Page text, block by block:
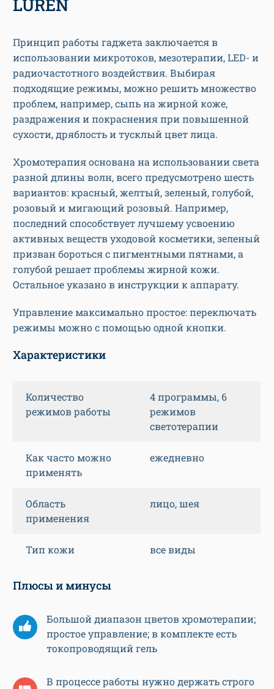
LUREN
Принцип работы гаджета заключается в
использовании микротоков, мезотерапии, LED- и
радиочастотного воздействия. Выбирая
подходящие режимы, можно решить множество
проблем, например, сыпь на жирной коже,
раздражения и покраснения при повышенной
сухости, дряблость и тусклый цвет лица.
Хромотерапия основана на использовании света
разной длины волн, всего предусмотрено шесть
вариантов: красный, желтый, зеленый, голубой,
розовый и мигающий розовый. Например,
последний способствует лучшему усвоению
активных веществ уходовой косметики, зеленый
призван бороться с пигментными пятнами, а
голубой решает проблемы жирной кожи.
Остальное указано в инструкции к аппарату.
Управление максимально простое: переключать
режимы можно с помощью одной кнопки.
Характеристики
Количество
режимов работы
4 программы, 6
режимов
светотерапии
Как часто можно
применять
ежедневно
Область
применения
лицо, шея
Тип кожи все виды
Плюсы и минусы
Большой диапазон цветов хромотерапии;
простое управление; в комплекте есть
токопроводящий гель
В процессе работы нужно держать строго